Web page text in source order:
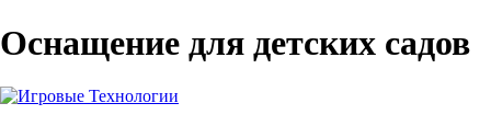
Оснащение для детских садов